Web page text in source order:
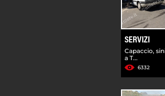
SERVIZI
Capaccio,
a T...
6332